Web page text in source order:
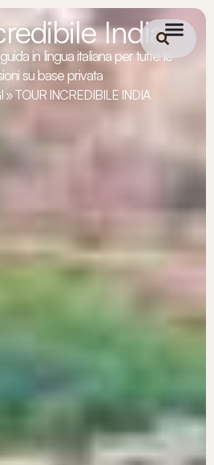
India
in lingua italiana per tutte le
su base privata
»TOUR INCREDIBILE INDIA